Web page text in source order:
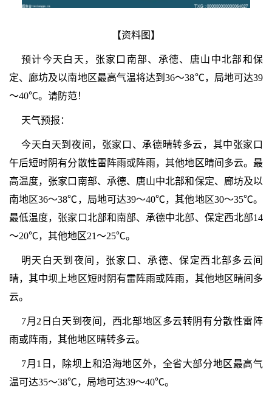
【资料图】
预计今天白天，张家口南部、承德、唐山中北部和保
定、廊坊及以南地区最高气温将达到36～38℃，局地可达39
～40℃。请防范！
天气预报：
今天白天到夜间，张家口、承德晴转多云，其中张家口
午后短时阴有分散性雷阵雨或阵雨，其他地区晴间多云。最
高温度，张家口南部、承德、唐山中北部和保定、廊坊及以
南地区36～38℃，局地可达39～40℃，其他地区30～35℃。
最低温度，张家口北部和南部、承德中北部、保定西北部14
～20℃，其他地区21～25℃。
明天白天到夜间，张家口、承德、保定西北部多云间
晴，其中坝上地区短时阴有雷阵雨或阵雨，其他地区晴间多
云。
7月2日白天到夜间，西北部地区多云转阴有分散性雷阵
雨或阵雨，其他地区晴转多云。
7月1日，除坝上和沿海地区外，全省大部分地区最高气
温可达35～38℃，局地可达39～40℃。